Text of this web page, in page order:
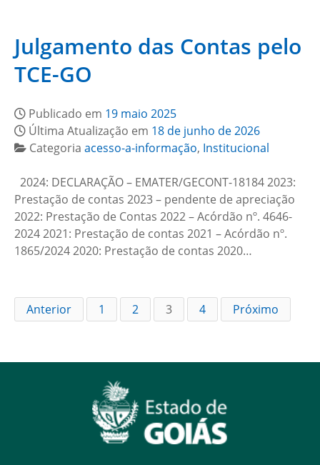
Julgamento das Contas pelo
TCE-GO
Publicado em 19 maio 2025
Última Atualização em 18 de junho de 2026
Categoria acesso-a-informação, Institucional
2024: DECLARAÇÃO – EMATER/GECONT-18184 2023:
Prestação de contas 2023 – pendente de apreciação
2022: Prestação de Contas 2022 – Acórdão nº. 4646-
2024 2021: Prestação de contas 2021 – Acórdão nº.
1865/2024 2020: Prestação de contas 2020…
Anterior 1 2 3 4 Próximo